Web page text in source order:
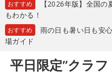
おすすめ
【2026年版】全国
もわかる！
おすすめ
雨の日も暑い日も安
場ガイド
平日限定”クラ